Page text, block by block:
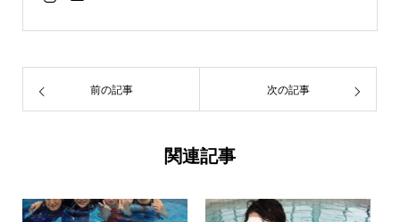
前の記事 次の記事
関連記事